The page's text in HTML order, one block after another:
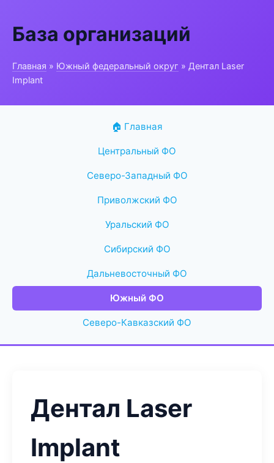
База организаций
Главная » Южный федеральный округ » Дентал Laser
Implant
🏠 Главная
Центральный ФО
Северо-Западный ФО
Приволжский ФО
Уральский ФО
Сибирский ФО
Дальневосточный ФО
Южный ФО
Северо-Кавказский ФО
Дентал Laser
Implant